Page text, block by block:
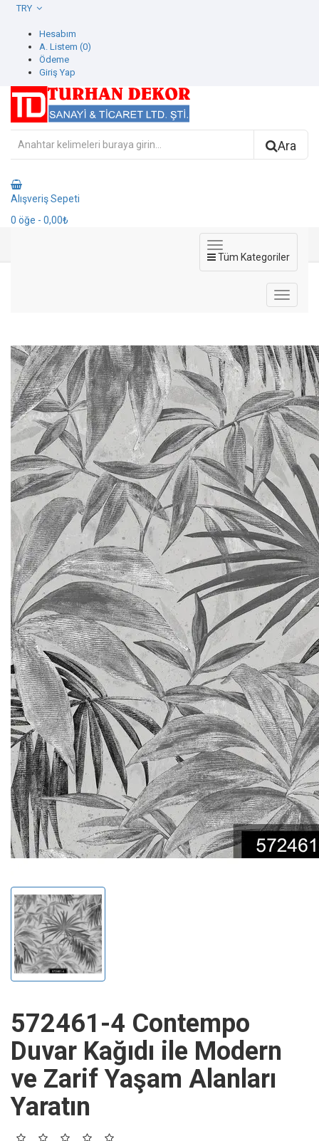
Hesabım
A. Listem (0)
Ödeme
Giriş Yap
Ara
Alışveriş Sepeti
0 öğe - 0,00₺
Tüm Kategoriler
572461-4 Contempo
Duvar Kağıdı ile Modern
ve Zarif Yaşam Alanları
Yaratın